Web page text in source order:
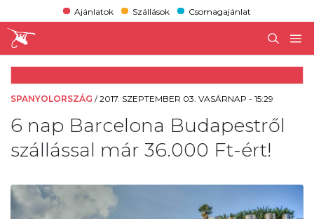
Ajánlatok Szállások Csomagajánlat
SPANYOLORSZÁG /2017. SZEPTEMBER 03. VASÁRNAP - 15:29
6 nap Barcelona Budapestről
szállással már 36.000 Ft-ért!